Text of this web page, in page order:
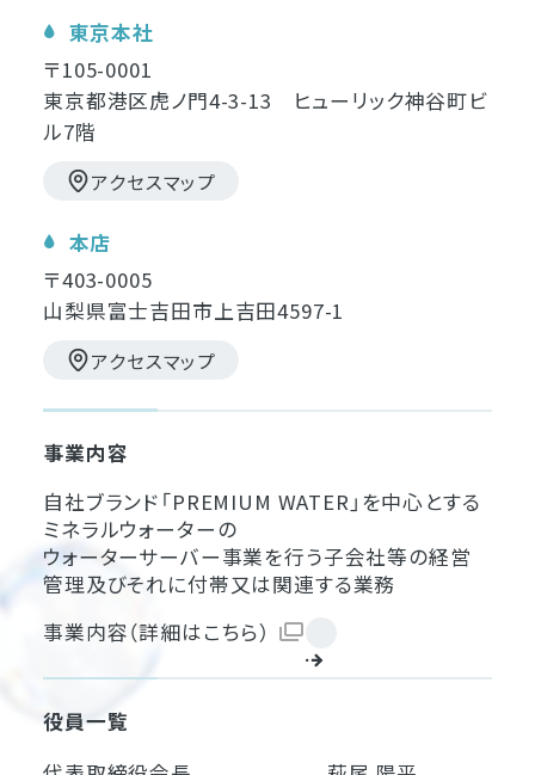
東京本社
〒105-0001
東京都港区虎ノ門4-3-13 ヒューリック神谷町ビ
ル7階
アクセスマップ
本店
〒403-0005
山梨県富士吉田市上吉田4597-1
アクセスマップ
事業内容
自社ブランド「PREMIUM WATER」を中心とする
ミネラルウォーターの
ウォーターサーバー事業を行う子会社等の経営
管理及びそれに付帯又は関連する業務
事業内容（詳細はこちら）
役員一覧